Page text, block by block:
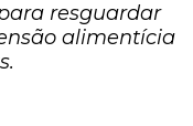
resguardar
alimentícia